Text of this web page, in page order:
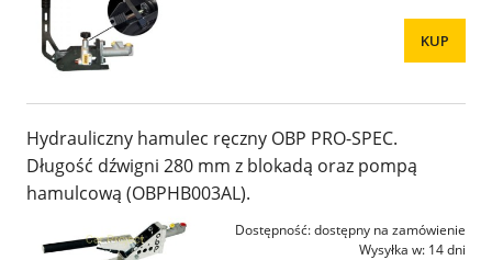
KUP
Hydrauliczny hamulec ręczny OBP PRO-SPEC.
Długość dźwigni 280 mm z blokadą oraz pompą
hamulcową (OBPHB003AL).
Dostępność:dostępny na zamówienie
Wysyłka w: 14 dni